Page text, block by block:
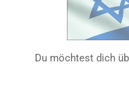
Du möchtest dich